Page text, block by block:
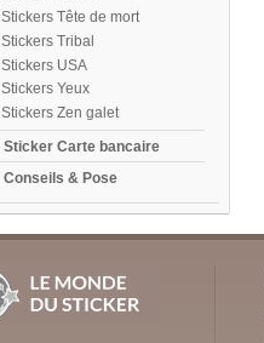
Stickers Tête de mort
Stickers Tribal
Stickers USA
Stickers Yeux
Stickers Zen galet
Sticker Carte bancaire
Conseils & Pose